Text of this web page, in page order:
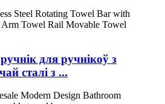
для ручнікоў з
сталі з ...